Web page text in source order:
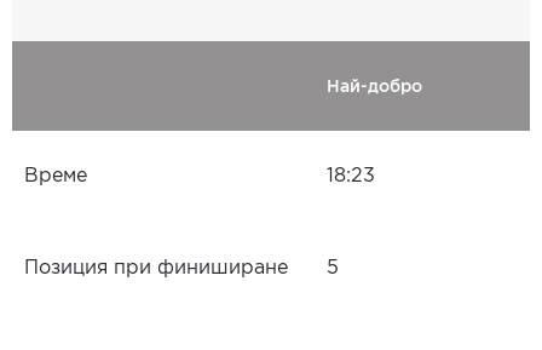
Най-добро
Време 18:23
Позиция при финиширане 5